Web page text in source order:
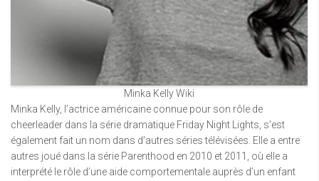
Minka Kelly Wiki
Minka Kelly, l’actrice américaine connue pour son rôle de
cheerleader dans la série dramatique Friday Night Lights, s’est
également fait un nom dans d’autres séries télévisées. Elle a entre
autres joué dans la série Parenthood en 2010 et 2011, où elle a
interprété le rôle d’une aide comportementale auprès d’un enfant